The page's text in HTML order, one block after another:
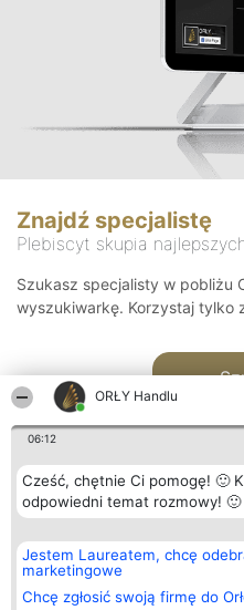
ORŁY Handlu
06:12
Cześć, chętnie Ci pomogę! 🙂
odpowiedni temat rozmowy! 🙂
Jestem Laureatem, chcę
marketingowe
Chcę zgłosić swoją firmę do
Znajdź specjalistę
Plebiscyt skupia
Szukasz specjalisty w pobliżu
wyszukiwarkę. Korzystaj tylko
Organizator plebiscytu
Bright Side Solutions sp. z o.
o. sp. k.
ul. Ruska 22
Wrocław 50-079